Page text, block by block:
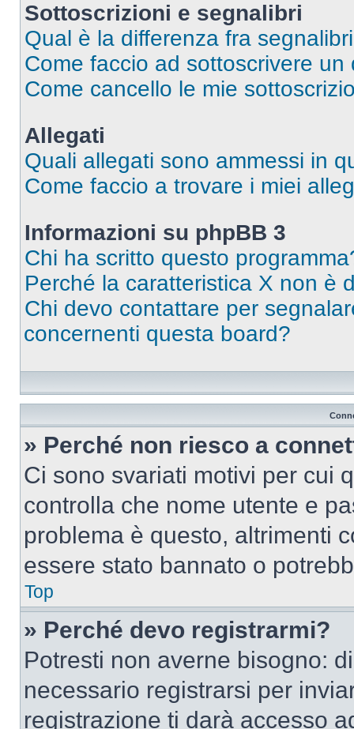
Sottoscrizioni e segnalibri
Qual è la differenza fra
Come faccio ad sottoscrivere
Come cancello le mie
Allegati
Quali allegati sono ammessi in
Come faccio a trovare i miei
Informazioni su phpBB 3
Chi ha scritto questo
Perché la caratteristica X non è
Chi devo contattare per
concernenti questa board?
» Perché non riesco a
Ci sono svariati motivi per cui
controlla che nome utente e
problema è questo, altrimenti
essere stato bannato o
Top
» Perché devo registrarmi?
Potresti non averne bisogno:
necessario registrarsi per
registrazione ti darà accesso